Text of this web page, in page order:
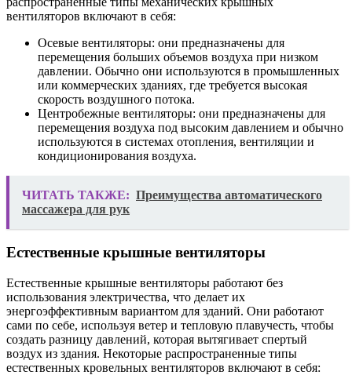
вентиляторов включают в себя:
Осевые вентиляторы: они предназначены для
перемещения больших объемов воздуха при низком
давлении. Обычно они используются в промышленных
или коммерческих зданиях, где требуется высокая
скорость воздушного потока.
Центробежные вентиляторы: они предназначены для
перемещения воздуха под высоким давлением и обычно
используются в системах отопления, вентиляции и
кондиционирования воздуха.
ЧИТАТЬ ТАКЖЕ: Преимущества автоматического
массажера для рук
Естественные крышные вентиляторы
Естественные крышные вентиляторы работают без
использования электричества, что делает их
энергоэффективным вариантом для зданий. Они работают
сами по себе, используя ветер и тепловую плавучесть, чтобы
создать разницу давлений, которая вытягивает спертый
воздух из здания. Некоторые распространенные типы
естественных кровельных вентиляторов включают в себя: